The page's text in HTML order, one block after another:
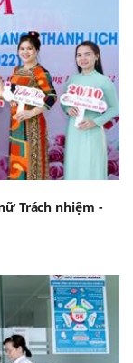
Trách nhiệm -